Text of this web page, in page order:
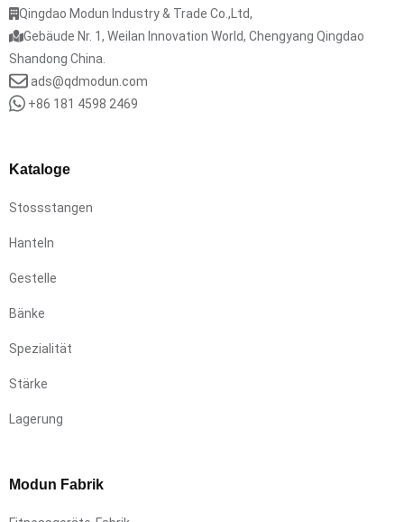
Qingdao Modun Industry & Trade Co.,Ltd,
Gebäude Nr. 1, Weilan Innovation World, Chengyang Qingdao
Shandong China.
ads@qdmodun.com
+86 181 4598 2469
Kataloge
Stossstangen
Hanteln
Gestelle
Bänke
Spezialität
Stärke
Lagerung
Modun Fabrik